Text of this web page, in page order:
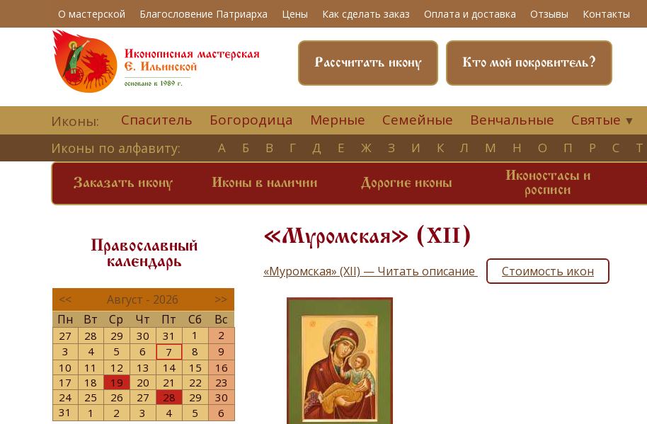
О мастерской Благословение Патриарха Цены Как сделать заказ Оплата и доставка Отзывы Контакты
Кто мой покровитель?
Рассчитать икону
Иконы: Спаситель Богородица Мерные Семейные Венчальные Святые ▼
Иконы по алфавиту: А Б В Г Д Е Ж З И К Л М Н О П Р С Т
Заказать икону Иконы в наличии Дорогие иконы
Иконостасы и
росписи
Православный
календарь
<< Август - 2026
>>
Пн
Вт Ср Чт Пт Сб Вс
27 28 29 30 31 1
2
3
4 5 6 7 8
9
10
11 12 13 14 15
16
17
18 19 20 21 22
23
24
25 26 27 28 29
30
31
1 2 3 4 5 6
«Муромская» (ХII)
«Муромская» (ХII) — Читать описание Стоимость икон